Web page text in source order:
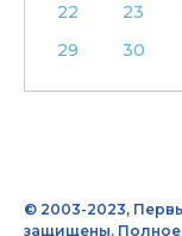
22
23
29
30
© 2003-2023,
защищены. Полное